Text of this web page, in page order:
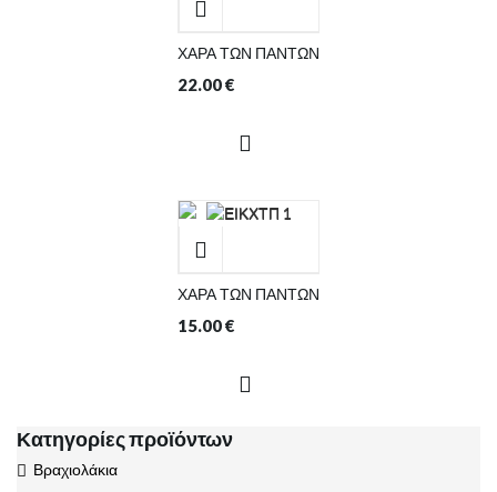
ΧΑΡΑ ΤΩΝ ΠΑΝΤΩΝ
22.00€
ΧΑΡΑ ΤΩΝ ΠΑΝΤΩΝ
15.00€
Κατηγορίες προϊόντων
Βραχιολάκια